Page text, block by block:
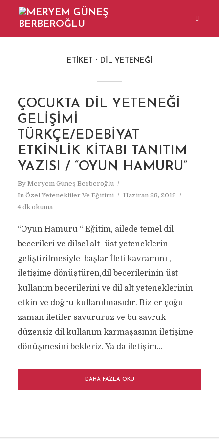
ETIKET DIL YETENEĞI
ÇOCUKTA DIL YETENEĞI
GELIŞIMI
TÜRKÇE/EDEBIYAT
ETKINLIK KITABI TANITIM
YAZISI / “OYUN HAMURU”
By Meryem Güneş Berberoğlu
In Özel Yetenekliler Ve Eğitimi
Haziran 28, 2018
4 dk okuma
“Oyun Hamuru “ Eğitim, ailede temel dil
becerileri ve dilsel alt -üst yeteneklerin
geliştirilmesiyle başlar.İleti kavramını ,
iletişime dönüştüren,dil becerilerinin üst
kullanım becerilerini ve dil alt yeteneklerinin
etkin ve doğru kullanılmasıdır. Bizler çoğu
zaman iletiler savururuz ve bu savruk
düzensiz dil kullanım karmaşasının iletişime
dönüşmesini bekleriz. Ya da iletişim...
DAHA FAZLA OKU